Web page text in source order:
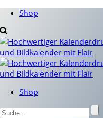
Shop
Shop